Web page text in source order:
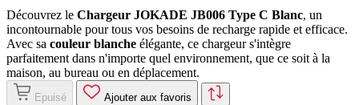
Découvrez le Chargeur JOKADE JB006 Type C Blanc, un
incontournable pour tous vos besoins de recharge rapide et efficace.
Avec sa couleur blanche élégante, ce chargeur s'intègre
parfaitement dans n'importe quel environnement, que ce soit à la
maison, au bureau ou en déplacement.
Epuisé Ajouter aux favoris